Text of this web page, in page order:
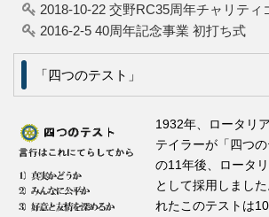
2018-10-22 交野RC35周年チャリティ
2016-2-5 40周年記念事業 初打ち式
「四つのテスト」
1932年、ロータリ
テイラーが「四つ
の11年後、ロータ
として採用しまし
れたこのテストは